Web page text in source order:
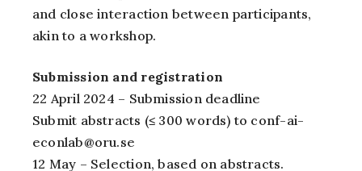
and close interaction between participants,
akin to a workshop.
Submission and registration
22 April 2024 – Submission deadline
Submit abstracts (≤ 300 words) to conf-ai-
econlab@oru.se
12 May – Selection, based on abstracts.